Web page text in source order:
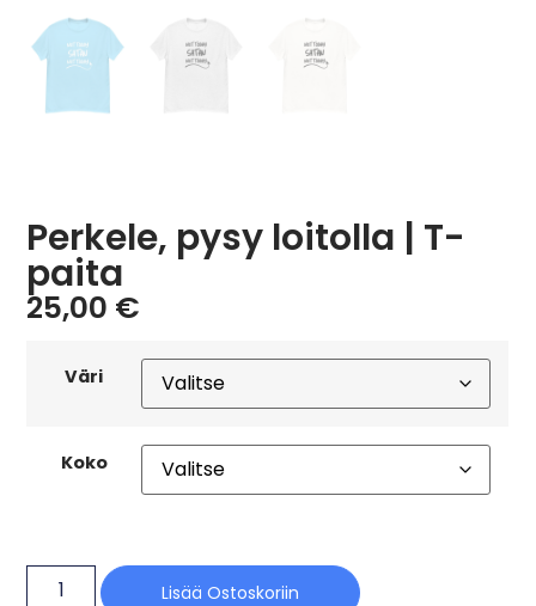
Perkele, pysy loitolla | T-
paita
25,00 €
Väri
Koko
Lisää Ostoskoriin